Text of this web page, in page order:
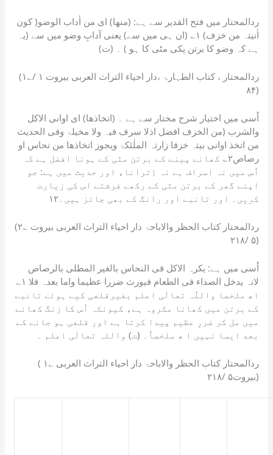
ردالمحتار میں فتح القدیر سے ہے: (منھا) ای من اٰداب الوضو( کون
اٰنیتہ من خزف) ۱؎ (ان ہی میں سے) یعنی آدابِ وضو میں سے (یہ
ہے کہ وضو کا برتن پکی مٹی کا ہو ) ۔ (ت)
(۱؎ردالمحتار ، کتاب الطہارۃ ،دار احیاء التراث العربی بیروت ۱ /
۸۴)
اُسی میں اختیار شرح مختار سے ہے ۔ (اتخاذھا) ای اوانی الاکل
والشرب (من الخزف افضل اذلا سرف فیہ ولا مخیلۃ وفی الحدیث
من اتخذ اوانی بیتہ خزفا زارتہ الملٰئکۃ ویجوز اتخاذھا من نحاس او
رصاص۲؎ کھانے پینے کے برتن مٹی کے ہونا افضل ہے کہ
اُس میں نہ اسراف ہے نہ اِترانا، اور حدیث میں ہے: جو
اپنے گھر کے برتن مٹی کے رکھے فرشتے اس کی زیارت
کریں۔ اور تانبے اور رانگ کے بھی جائز ہیں۔۱۲
(۲؎ ردالمحتار کتاب الحظر والاباحۃ دار احیاء التراث العربی بیروت
۵ /۲۱۸)
اُسی میں ہے: یکرہ الاکل فی النحاس بالغیر المطلی بالرصاص
لانہ یدخل الصداء فی الطعام فیورث ضررا عظیما واما بعدہ فلا ۱؎
اھ ملخصا واللّٰہ تعالٰی اعلم بغیرقلعی کیے ہوئے تانبے
کے برتن میں کھانا مکروہ ہے، کیونکہ اُس کا زنگ کھانے
میں مل کر ضررِ عظیم پیدا کرتا ہے اور قلعی ہو جانے کے
بعد ایسا نہیں ا ھ ملخصاً۔ (ت) واللہ تعالٰی اعلم ۔
( ۱؎ ردالمحتار کتاب الحظر والاباحۃ دار احیاء التراث العربی
بیروت۵ /۲۱۸)